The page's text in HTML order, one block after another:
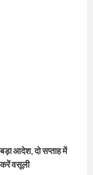
आदेश, दो सप्ताह में
करें वसूली